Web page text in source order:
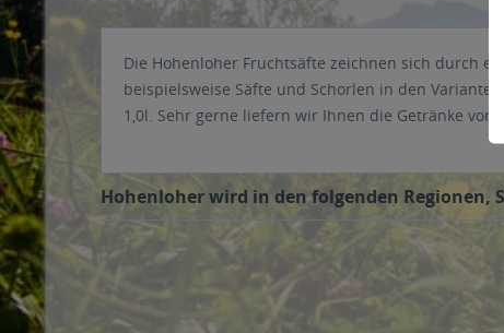
Die Hohenloher Fruchtsäfte zeichnen sich durch
beispielsweise Säfte und Schorlen in den
1,0l. Sehr gerne liefern wir Ihnen die Getränke von
Hohenloher wird in den folgenden